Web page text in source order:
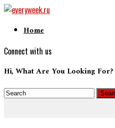
Home
Connect with us
Hi, What Are You Looking For?